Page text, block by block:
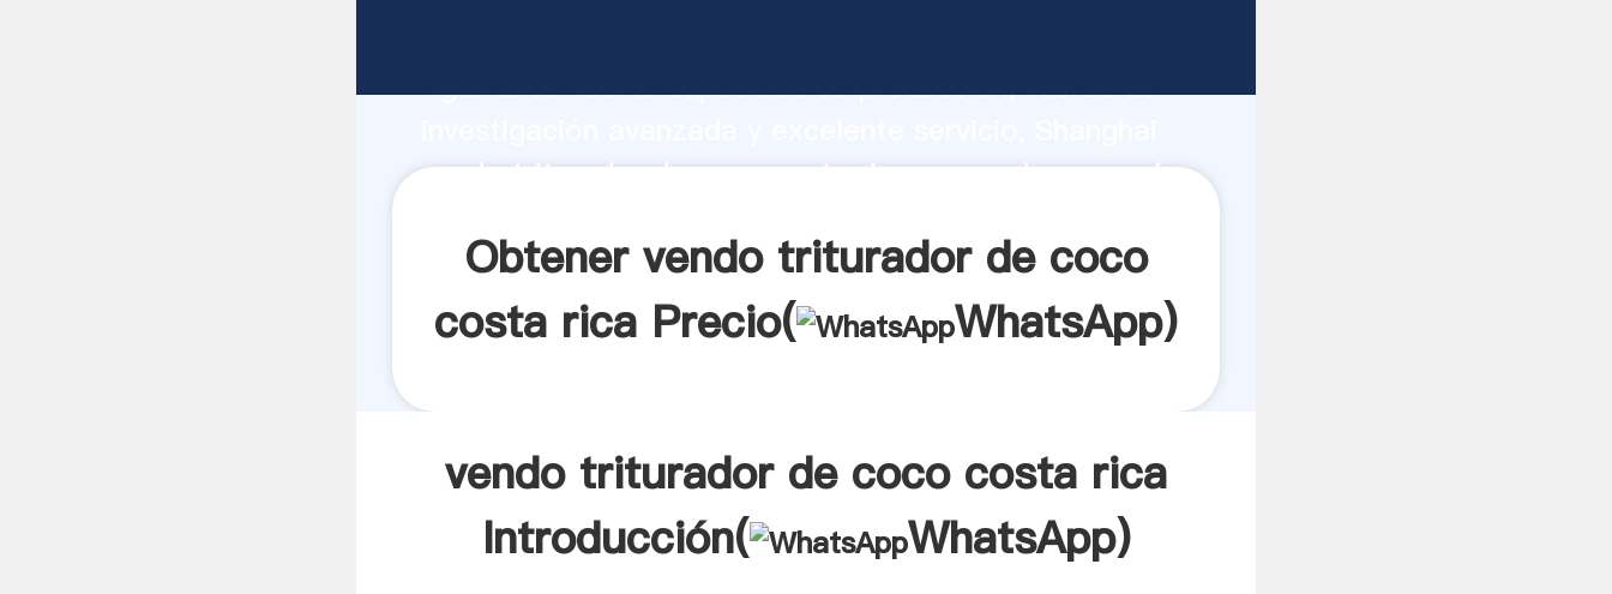
Agarrando fuerte capacidad de producción, fuerza de
vendo triturador de coco costa rica proveedor crea el
Obtener vendo triturador de coco
costa rica Precio(
WhatsApp)
vendo triturador de coco costa rica
Introducción(
WhatsApp)